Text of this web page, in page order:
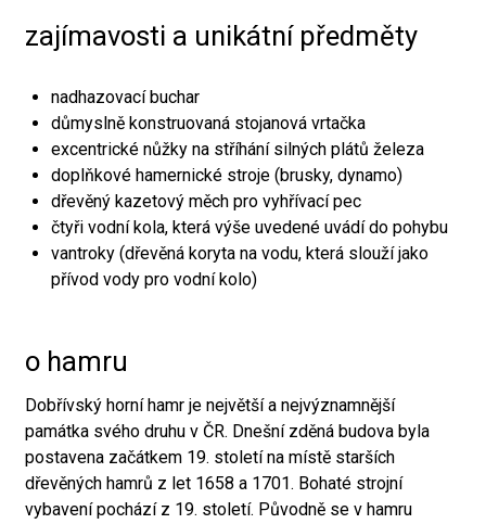
zajímavosti a unikátní předměty
nadhazovací buchar
důmyslně konstruovaná stojanová vrtačka
excentrické nůžky na stříhání silných plátů železa
doplňkové hamernické stroje (brusky, dynamo)
dřevěný kazetový měch pro vyhřívací pec
čtyři vodní kola, která výše uvedené uvádí do pohybu
vantroky (dřevěná koryta na vodu, která slouží jako
přívod vody pro vodní kolo)
o hamru
Dobřívský horní hamr je největší a nejvýznamnější
památka svého druhu v ČR. Dnešní zděná budova byla
postavena začátkem 19. století na místě starších
dřevěných hamrů z let 1658 a 1701. Bohaté strojní
vybavení pochází z 19. století. Původně se v hamru